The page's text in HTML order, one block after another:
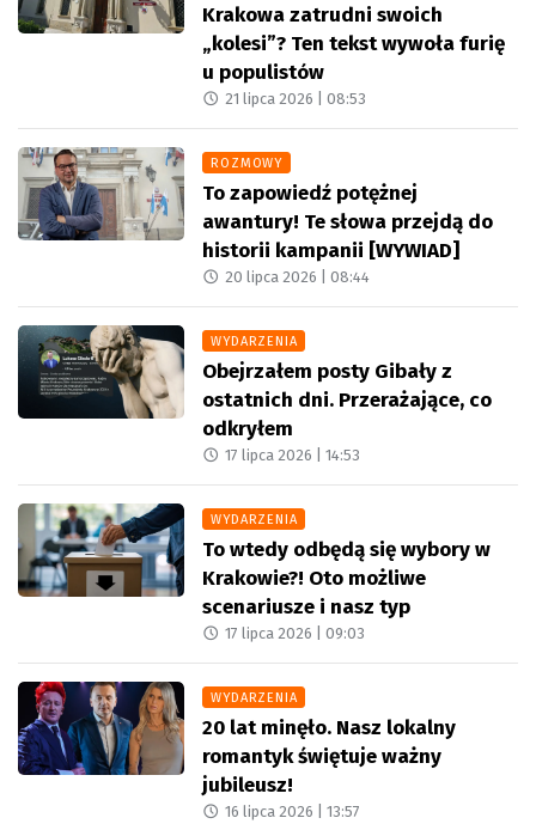
Krakowa zatrudni swoich
„kolesi”? Ten tekst wywoła furię
u populistów
21 lipca 2026 |08:53
ROZMOWY
To zapowiedź potężnej
awantury! Te słowa przejdą do
historii kampanii [WYWIAD]
20 lipca 2026 |08:44
WYDARZENIA
Obejrzałem posty Gibały z
ostatnich dni. Przerażające, co
odkryłem
17 lipca 2026 |14:53
WYDARZENIA
To wtedy odbędą się wybory w
Krakowie?! Oto możliwe
scenariusze i nasz typ
17 lipca 2026 |09:03
WYDARZENIA
20 lat minęło. Nasz lokalny
romantyk świętuje ważny
jubileusz!
16 lipca 2026 |13:57